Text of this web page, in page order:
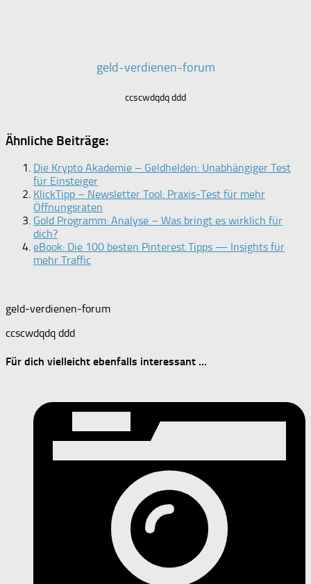
geld-verdienen-forum
ccscwdqdq ddd
Ähnliche Beiträge:
Die Krypto Akademie – Geldhelden: Unabhängiger Test
für Einsteiger
KlickTipp – Newsletter Tool: Praxis-Test für mehr
Öffnungsraten
Gold Programm: Analyse – Was bringt es wirklich für
dich?
eBook: Die 100 besten Pinterest Tipps — Insights für
mehr Traffic
geld-verdienen-forum
ccscwdqdq ddd
Für dich vielleicht ebenfalls interessant …